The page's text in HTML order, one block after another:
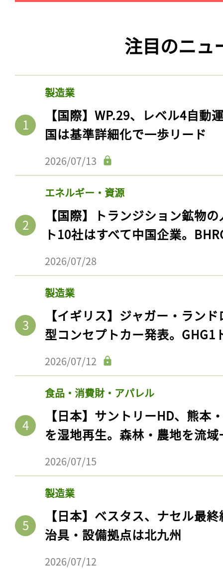
注目のニュ
製造業
【国際】WP.29、レベル4自動
国は基準詳細化で一歩リード
2026/07/13
エネルギー・資源
【国際】トランジション鉱物
ト10社はすべて中国企業。
2026/07/28
製造業
【イギリス】ジャガー・ラン
型コンセプトカー発表。GHG1
2026/07/12
食品・消費財・アパレル
【日本】サントリーHD、熊本
を湿地再生。森林・農地を流
2026/07/15
製造業
【日本】ベスタス、ナセル最
治具・設備拠点は北九州
2026/07/12